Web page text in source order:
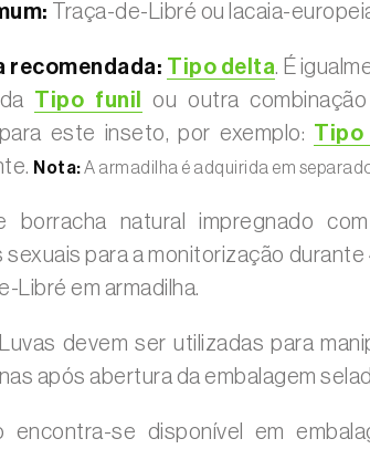
Traça-de-Libré ou lacaia-
recomendada: Tipo delta. É
Tipo funil
ou outra
este inseto, por exemplo: Tipo
Nota:A armadilha é adquirida em
borracha natural impregnado
para a monitorização durante
Libré em armadilha.
Luvas devem ser utilizadas para
após abertura da embalagem
encontra-se disponível em